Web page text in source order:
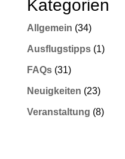
Kategorien
Allgemein (34)
Ausflugstipps(1)
FAQs(31)
Neuigkeiten (23)
Veranstaltung (8)